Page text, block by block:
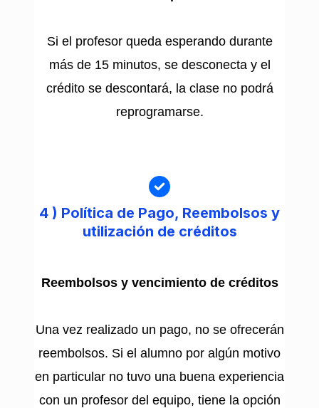
Si el profesor queda esperando durante
más de 15 minutos, se desconecta y el
crédito se descontará, la clase no podrá
reprogramarse.
4 ) Política de Pago, Reembolsos y
utilización de créditos
Reembolsos y vencimiento de créditos
Una vez realizado un pago, no se ofrecerán
reembolsos. Si el alumno por algún motivo
en particular no tuvo una buena experiencia
con un profesor del equipo, tiene la opción